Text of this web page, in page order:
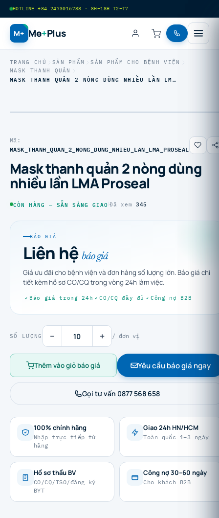
HOTLINE +84 2473016788 · 8H–18H T2–T7
M+ Me+Plus
TRANG CHỦ SẢN PHẨM
SẢN PHẨM CHO BỆNH VIỆN
MASK THANH QUẢN
MASK THANH QUẢN 2 NÒNG DÙNG NHIỀU LẦN LM…
Mã:
MASK_THANH_QUAN_2_NONG_DUNG_NHIEU_LAN_LMA_PROSEAL
Mask thanh quản 2 nòng dùng
nhiều lần LMA Proseal
CÒN HÀNG — SẴN SÀNG GIAO|Đã xem345
BÁO GIÁ
Liên hệbáo giá
Giá ưu đãi cho bệnh viện và đơn hàng số lượng lớn. Báo giá chi
tiết kèm hồ sơ CO/CQ trong vòng 24h làm việc.
Báo giá trong 24h CO/CQ đầy đủ Công nợ B2B
SỐ LƯỢNG − + / đơn vị
Thêm vào giỏ báo giá Yêu cầu báo giá ngay
Gọi tư vấn 0877 568 658
100% chính hãng
Nhập trực tiếp từ
hãng
Giao 24h HN/HCM
Toàn quốc 1–3 ngày
Hồ sơ thầu BV
CO/CQ/ISO/đăng ký
BYT
Công nợ 30–60 ngày
Cho khách B2B